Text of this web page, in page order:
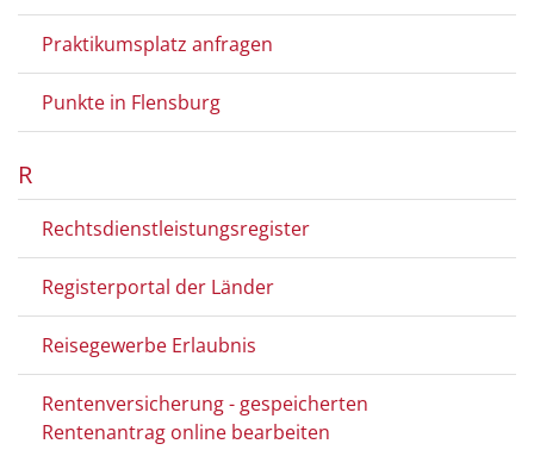
Praktikumsplatz anfragen
Punkte in Flensburg
R
Rechtsdienstleistungsregister
Registerportal der Länder
Reisegewerbe Erlaubnis
Rentenversicherung - gespeicherten
Rentenantrag online bearbeiten